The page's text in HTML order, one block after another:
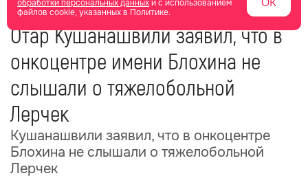
обработки персональных данныхи с использованием
файлов cookie, указанных в Политике.
18 июня 11:07
Отар Кушанашвили заявил, что в
онкоцентре имени Блохина не
слышали о тяжелобольной
Лерчек
Кушанашвили заявил, что в онкоцентре
Блохина не слышали о тяжелобольной
Лерчек